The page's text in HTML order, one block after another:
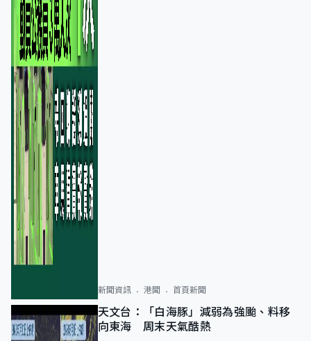
新聞資訊 港聞 首頁新聞
天文台：「白海豚」減弱為強颱、料移
向東海 周末天氣酷熱